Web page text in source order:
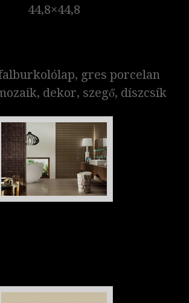
44,8×44,8
gres porcelan
dekor, szegő, díszcsík